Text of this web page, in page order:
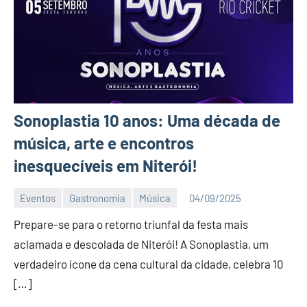
Sonoplastia 10 anos: Uma década de
música, arte e encontros
inesquecíveis em Niterói!
Eventos Gastronomia Música 04/09/2025
DN
Prepare-se para o retorno triunfal da festa mais
aclamada e descolada de Niterói! A Sonoplastia, um
verdadeiro ícone da cena cultural da cidade, celebra 10
[…]